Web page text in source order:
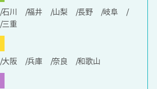
石川 福井 山梨 長野
岐阜
三重
大阪 兵庫 奈良
和歌山